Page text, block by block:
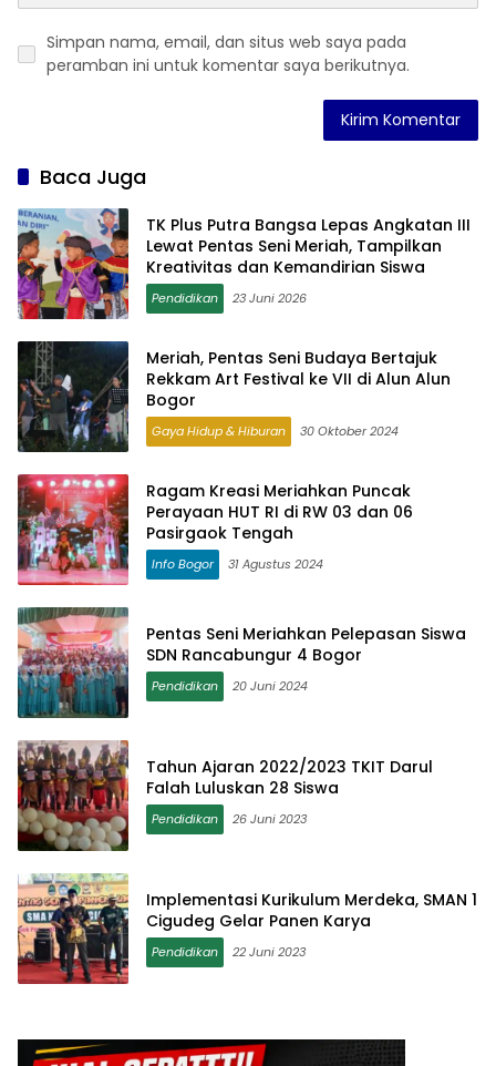
Simpan nama, email, dan situs web saya pada
peramban ini untuk komentar saya berikutnya.
Baca Juga
TK Plus Putra Bangsa Lepas Angkatan III
Lewat Pentas Seni Meriah, Tampilkan
Kreativitas dan Kemandirian Siswa
Pendidikan 23 Juni 2026
Meriah, Pentas Seni Budaya Bertajuk
Rekkam Art Festival ke VII di Alun Alun
Bogor
Gaya Hidup & Hiburan 30 Oktober 2024
Ragam Kreasi Meriahkan Puncak
Perayaan HUT RI di RW 03 dan 06
Pasirgaok Tengah
Info Bogor 31 Agustus 2024
Pentas Seni Meriahkan Pelepasan Siswa
SDN Rancabungur 4 Bogor
Pendidikan 20 Juni 2024
Tahun Ajaran 2022/2023 TKIT Darul
Falah Luluskan 28 Siswa
Pendidikan 26 Juni 2023
Implementasi Kurikulum Merdeka, SMAN 1
Cigudeg Gelar Panen Karya
Pendidikan 22 Juni 2023